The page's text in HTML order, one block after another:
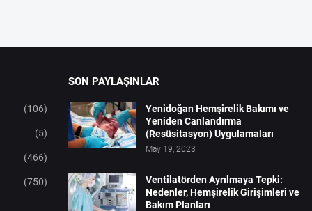
(106)
(5)
(466)
(750)
SON PAYLAŞINLAR
Yenidoğan Hemşirelik Bakımı ve
Yeniden Canlandırma
(Resüsitasyon) Uygulamaları
May 19, 2023
Ventilatörden Ayrılmaya Tepki:
Nedenler, Hemşirelik Girişimleri ve
Bakım Planları